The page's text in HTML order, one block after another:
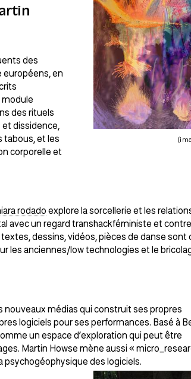
des
européens, en
module
des rituels
dissidence,
tabous, et les
corporelle et
rodado explore la sorcellerie et les
avec un regard transhackféministe et
dessins, vidéos, pièces de danse sont
les anciennes/low technologies et le
nouveaux médias qui construit ses propres
logiciels pour ses performances. Basé à
un espace d’exploration qui peut être
Martin Howse mène aussi «
des logiciels.